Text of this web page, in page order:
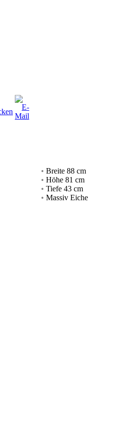
• Breite 88 cm
• Höhe 81 cm
• Tiefe 43 cm
• Massiv Eiche